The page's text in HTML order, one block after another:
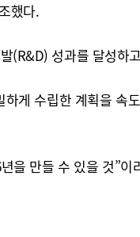
했다.
(R&D) 성과를 달성
게 수립한 계획을
을 만들 수 있을 것”이